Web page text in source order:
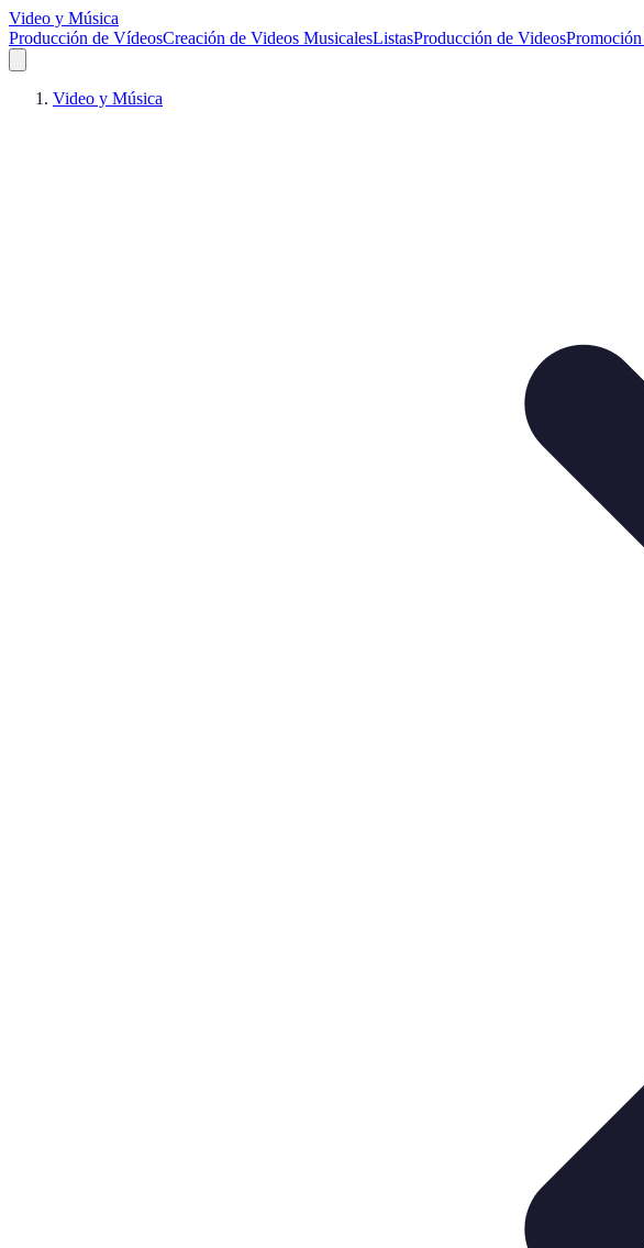
Video y Música
Producción de VídeosCreación de Videos MusicalesListasProducción de Videos
Video y Música